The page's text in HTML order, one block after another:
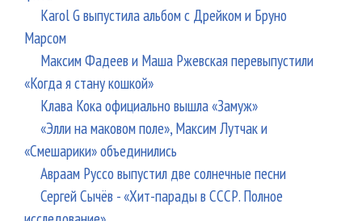
Karol G выпустила альбом с Дрейком и Бруно
Марсом
Максим Фадеев и Маша Ржевская перевыпустили
«Когда я стану кошкой»
Клава Кока официально вышла «Замуж»
«Элли на маковом поле», Максим Лутчак и
«Смешарики» объединились
Авраам Руссо выпустил две солнечные песни
Сергей Сычёв - «Хит-парады в СССР. Полное